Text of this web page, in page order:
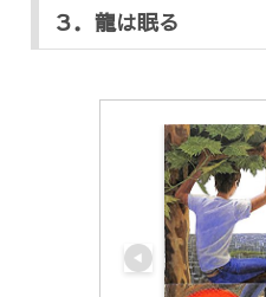
３．龍は眠る